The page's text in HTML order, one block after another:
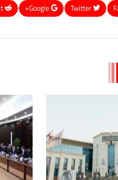
Google+
ReddIt